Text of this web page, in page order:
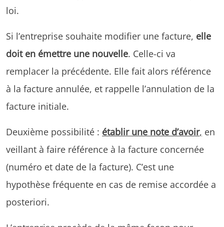
loi.
Si l’entreprise souhaite modifier une facture, elle
doit en émettre une nouvelle. Celle-ci va
remplacer la précédente. Elle fait alors référence
à la facture annulée, et rappelle l’annulation de la
facture initiale.
Deuxième possibilité : établir une note d’avoir, en
veillant à faire référence à la facture concernée
(numéro et date de la facture). C’est une
hypothèse fréquente en cas de remise accordée a
posteriori.